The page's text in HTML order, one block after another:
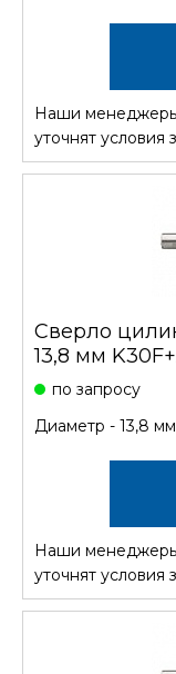
Наши менеджеры
уточнят условия
Сверло
13,8 мм
по запросу
Диаметр - 13,8 мм
Наши менеджеры
уточнят условия